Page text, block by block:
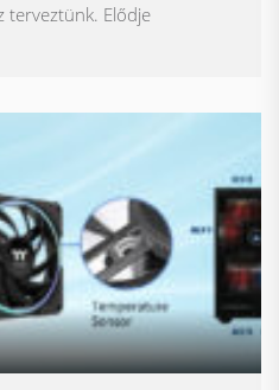
terveztünk. Elődje